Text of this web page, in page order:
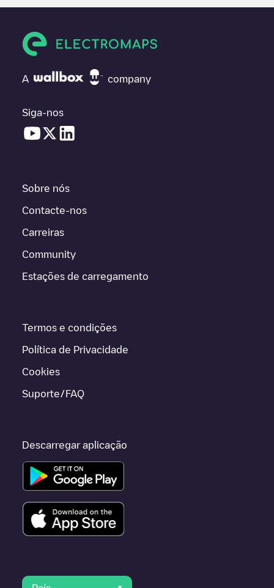
A company
Siga-nos
Sobre nós
Contacte-nos
Carreiras
Community
Estações de carregamento
Termos e condições
Política de Privacidade
Cookies
Suporte/FAQ
Descarregar aplicação